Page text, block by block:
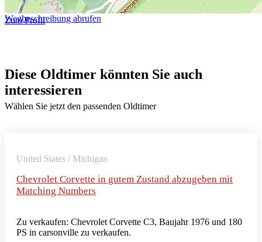
Wegbeschreibung abrufen
Zum Profil
Diese Oldtimer könnten Sie auch
interessieren
Wählen Sie jetzt den passenden Oldtimer
United States / Michigan
Chevrolet Corvette in gutem Zustand abzugeben mit
Matching Numbers
Zu verkaufen: Chevrolet Corvette C3, Baujahr 1976 und 180
PS in carsonville zu verkaufen.